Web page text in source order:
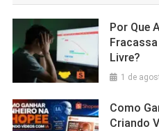
Por Que
Fracassa
Livre?
1 de
Como
Criando